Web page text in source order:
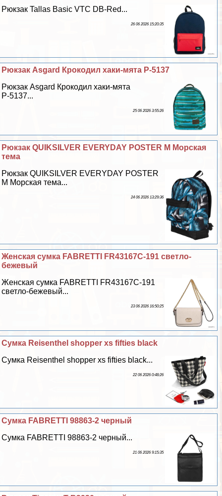
Рюкзак Tallas Basic VTC DB-Red...
26 06 2026 15:20:35
Рюкзак Asgard Крокодил хаки-мята Р-5137
Рюкзак Asgard Крокодил хаки-мята
Р-5137...
25 06 2026 3:55:26
Рюкзак QUIKSILVER EVERYDAY POSTER M Морская
тема
Рюкзак QUIKSILVER EVERYDAY POSTER
M Морская тема...
24 06 2026 13:29:36
Женская сумка FABRETTI FR43167C-191 светло-
бежевый
Женская сумка FABRETTI FR43167C-191
светло-бежевый...
23 06 2026 16:50:25
Сумка Reisenthel shopper xs fifties black
Сумка Reisenthel shopper xs fifties black...
22 06 2026 0:48:26
Сумка FABRETTI 98863-2 черный
Сумка FABRETTI 98863-2 черный...
21 06 2026 9:15:35